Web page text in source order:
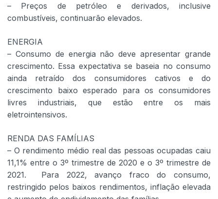
– Preços de petróleo e derivados, inclusive
combustíveis, continuarão elevados.
ENERGIA
– Consumo de energia não deve apresentar grande
crescimento. Essa expectativa se baseia no consumo
ainda retraído dos consumidores cativos e do
crescimento baixo esperado para os consumidores
livres industriais, que estão entre os mais
eletrointensivos.
RENDA DAS FAMÍLIAS
– O rendimento médio real das pessoas ocupadas caiu
11,1% entre o 3º trimestre de 2020 e o 3º trimestre de
2021. Para 2022, avanço fraco do consumo,
restringido pelos baixos rendimentos, inflação elevada